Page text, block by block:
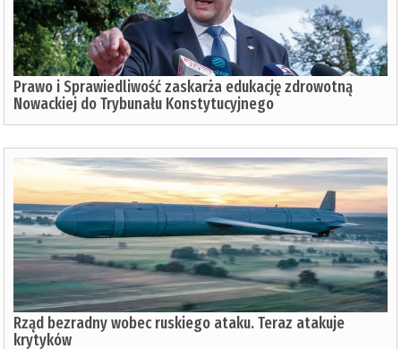
Prawo i Sprawiedliwość zaskarża edukację zdrowotną
Nowackiej do Trybunału Konstytucyjnego
Rząd bezradny wobec ruskiego ataku. Teraz atakuje
krytyków